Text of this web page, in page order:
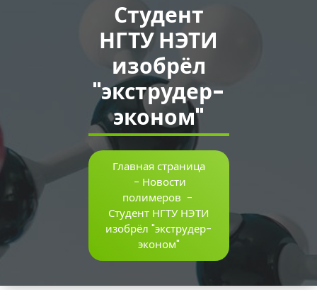
Студент
НГТУ НЭТИ
изобрёл
"экструдер-
эконом"
Главная страница
- Новости
полимеров -
Студент НГТУ НЭТИ
изобрёл "экструдер-
эконом"